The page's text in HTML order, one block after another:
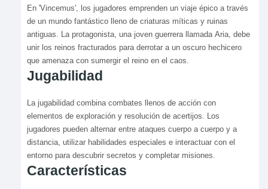
En 'Vincemus', los jugadores emprenden un viaje épico a través
de un mundo fantástico lleno de criaturas míticas y ruinas
antiguas. La protagonista, una joven guerrera llamada Aria, debe
unir los reinos fracturados para derrotar a un oscuro hechicero
que amenaza con sumergir el reino en el caos.
Jugabilidad
La jugabilidad combina combates llenos de acción con
elementos de exploración y resolución de acertijos. Los
jugadores pueden alternar entre ataques cuerpo a cuerpo y a
distancia, utilizar habilidades especiales e interactuar con el
entorno para descubrir secretos y completar misiones.
Características